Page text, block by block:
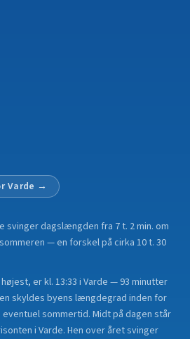
Varde →
svinger dagslængden fra 7 t. 2 min. om
— en forskel på cirka 10 t. 30
er kl. 13:33 i Varde — 93 minutter
skyldes byens længdegrad inden for
sommertid. Midt på dagen står
i Varde. Hen over året svinger